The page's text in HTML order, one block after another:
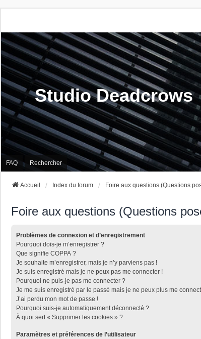
Studio Deadcrows
FAQ Rechercher
Accueil Index du forum Foire aux questions (Questions
Foire aux questions (Questions
Problèmes de connexion et d’enregistrement
Pourquoi dois-je m’enregistrer ?
Que signifie COPPA ?
Je souhaite m’enregistrer, mais je n’y parviens pas !
Je suis enregistré mais je ne peux pas me connecter !
Pourquoi ne puis-je pas me connecter ?
Je me suis enregistré par le passé mais je ne peux plus me
J’ai perdu mon mot de passe !
Pourquoi suis-je automatiquement déconnecté ?
À quoi sert « Supprimer les cookies » ?
Paramètres et préférences de l’utilisateur